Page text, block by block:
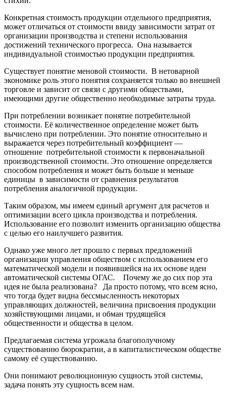
Конкретная стоимость продукции отдельного предприятия,
может отличаться от стоимости ввиду зависимости затрат от
организации производства и степени использования
достижений технического прогресса. Она называется
индивидуальной стоимостью продукции предприятия.
Существует понятие меновой стоимости. В нетоварной
экономике роль этого понятия сохраняется только во внешней
торговле и зависит от связи с другими обществами,
имеющими другие общественно необходимые затраты труда.
При потреблении возникает понятие потребительной
стоимости. Её количественное определение может быть
вычислено при потреблении. Это понятие относительно и
выражается через потребительный коэффициент —
отношение потребительной стоимости к первоначальной
производственной стоимости. Это отношение определяется
способом потребления и может быть больше и меньше
единицы в зависимости от сравнения результатов
потребления аналогичной продукции.
Таким образом, мы имеем единый аргумент для расчетов и
оптимизации всего цикла производства и потребления.
Использование его позволит изменить организацию общества
с целью его наилучшего развития.
Однако уже много лет прошло с первых предложений
организации управления обществом с использованием его
математической модели и появившейся на их основе идеи
автоматической системы ОГАС. Почему же до сих пор эта
идея не была реализована? Да просто потому, что всем ясно,
что тогда будет видна бессмысленность некоторых
управляющих должностей, величина присвоения продукции
хозяйствующими лицами, и обман трудящейся
общественности и общества в целом.
Предлагаемая система угрожала благополучному
существованию бюрократии, а в капиталистическом обществе
самому её существованию.
Они понимают революционную сущность этой системы,
задача понять эту сущность всем нам.